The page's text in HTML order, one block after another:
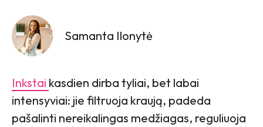
Samanta Ilonytė
Inkstai kasdien dirba tyliai, bet labai
intensyviai: jie filtruoja kraują, padeda
pašalinti nereikalingas medžiagas, reguliuoja